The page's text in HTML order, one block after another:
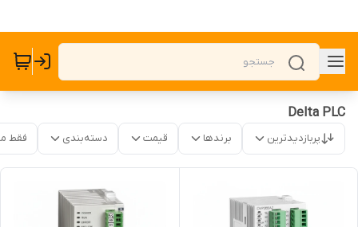
Delta PLC
پربازدیدترین برندها قیمت دسته‌بندی فقط